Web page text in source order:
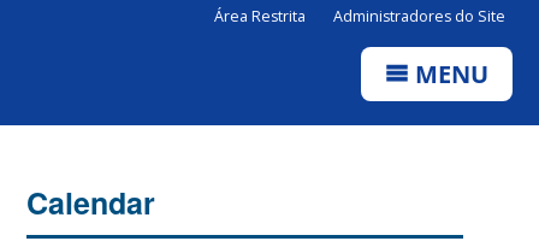
Área Restrita Administradores do Site
MENU
Calendar